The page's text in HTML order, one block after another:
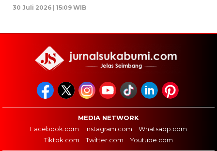
30 Juli 2026 | 15:09 WIB
MEDIA NETWORK
Facebook.com
Instagram.com
Whatsapp.com
Tiktok.com
Twitter.com Youtube.com